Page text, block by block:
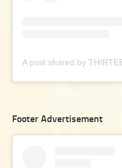
Footer Advertisement